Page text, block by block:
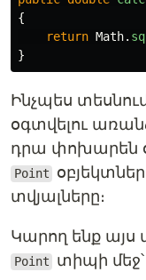
{
return Math.
}
Ինչպես
օգտվելու
դրա փոխարեն
Point
տվյալները։
Կարող ենք այս
Point տիպի մեջ՝